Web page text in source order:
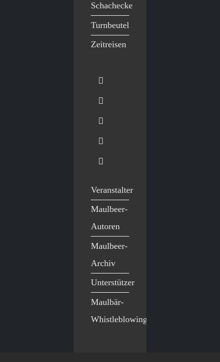
Schachecke
Turnbeutel
Zeitreisen
Veranstalter
Maulbeer-
Autoren
Maulbeer-
Archiv
Unterstützer
Maulbär-
Whistleblowing